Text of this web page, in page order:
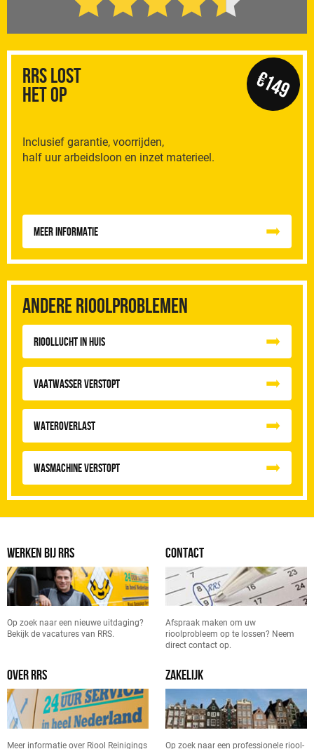
RRS Lost
het op
Inclusief garantie, voorrijden,
half uur arbeidsloon en inzet materieel.
€149
Meer informatie
Andere rioolproblemen
Rioollucht in huis
Vaatwasser Verstopt
Wateroverlast
Wasmachine verstopt
WERKEN BIJ RRS
Op zoek naar een nieuwe uitdaging?
Bekijk de vacatures van RRS.
CONTACT
Afspraak maken om uw
rioolprobleem op te lossen? Neem
direct contact op.
OVER RRS
Meer informatie over Riool Reinigings
ZAKELIJK
Op zoek naar een professionele riool-